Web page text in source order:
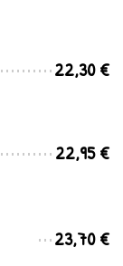
22,30 €
22,95 €
23,70 €